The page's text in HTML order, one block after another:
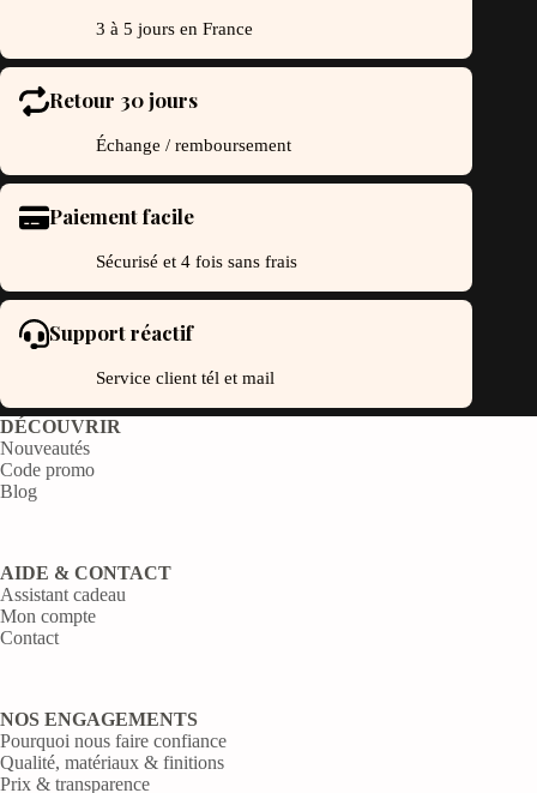
3 à 5 jours en France
Retour 30 jours
Échange / remboursement
Paiement facile
Sécurisé et 4 fois sans frais
Support réactif
Service client tél et mail
DÉCOUVRIR
Nouveautés
Code promo
Blog
AIDE & CONTACT
Assistant cadeau
Mon compte
Contact
NOS ENGAGEMENTS
Pourquoi nous faire confiance
Qualité, matériaux & finitions
Prix & transparence